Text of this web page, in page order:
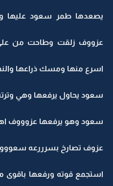
يصعدها طمر سعود عليها
عزووف زلقت وطاحت من
اسرع منها ومسك ذراعها
سعود يحاول يرفعها وهي
سعود وهو يرفعها عزوووف
عزوف تصارخ بسرررعه
استجمع قوته ورفعها باقوى